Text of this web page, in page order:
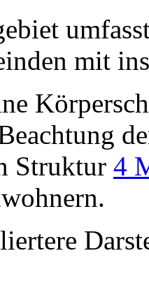
mit
Struktur 4